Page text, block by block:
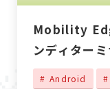
Mobility
ンディター
Android